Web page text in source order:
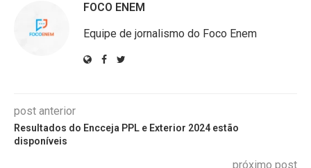
FOCO ENEM
Equipe de jornalismo do Foco Enem
post anterior
Resultados do Encceja PPL e Exterior 2024 estão
disponíveis
próximo post